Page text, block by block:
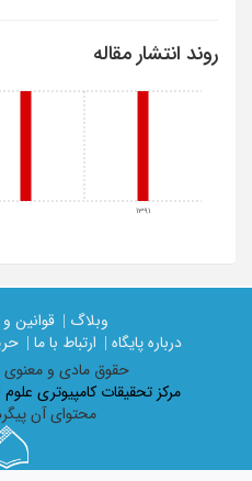
روند انتشار مقاله
1391
وبلاگ | قوانین و
درباره پایگاه |
ارتباط با ما |
حقوق مادی و معنوی
مرکز تحقیقات کامپیوتری علوم
محتوای آن